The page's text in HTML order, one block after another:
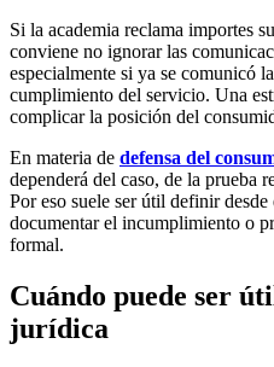
Si la academia reclama importes
conviene no ignorar las
especialmente si ya se comunicó
cumplimiento del servicio. Una
complicar la posición del
En materia de defensa del
dependerá del caso, de la prueba
Por eso suele ser útil definir
documentar el incumplimiento o
formal.
Cuándo puede ser
jurídica